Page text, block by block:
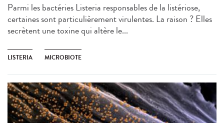
Parmi les bactéries Listeria responsables de la listériose,
certaines sont particulièrement virulentes. La raison ? Elles
secrètent une toxine qui altère le...
LISTERIA MICROBIOTE